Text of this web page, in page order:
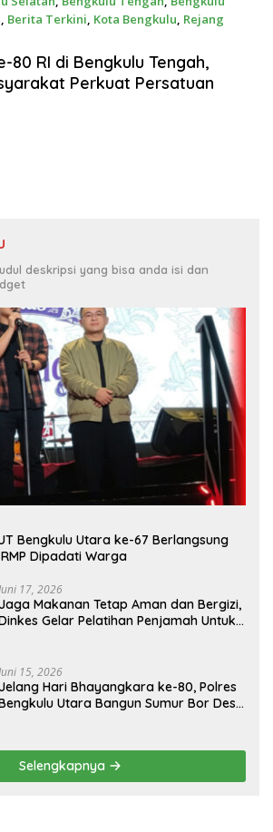
, Berita Terkini, Kota Bengkulu, Rejang
80 RI di Bengkulu Tengah,
Perkuat Persatuan
deskripsi yang bisa anda isi dan
Bengkulu Utara ke-67 Berlangsung
Dipadati Warga
17, 2026
Jaga Makanan Tetap Aman dan Bergizi,
Gelar Pelatihan Penjamah Untuk
15, 2026
Jelang Hari Bhayangkara ke-80, Polres
Utara Bangun Sumur Bor Desa
Selengkapnya